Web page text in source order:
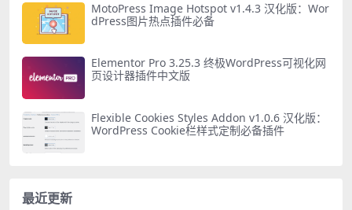
MotoPress Image Hotspot v1.4.3 汉化版：Wor
dPress图片热点插件必备
Elementor Pro 3.25.3 终极WordPress可视化网
页设计器插件中文版
Flexible Cookies Styles Addon v1.0.6 汉化版：
WordPress Cookie栏样式定制必备插件
最近更新